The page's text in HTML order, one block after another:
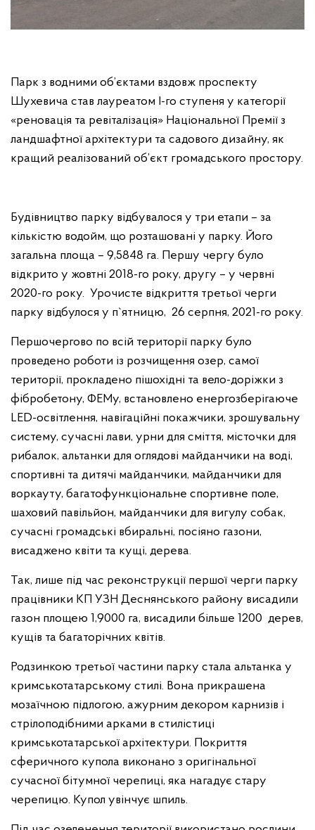
Парк з водними об’єктами вздовж проспекту
Шухевича став лауреатом І-го ступеня у категорії
«реновація та ревіталізація» Національної Премії з
ландшафтної архітектури та садового дизайну, як
кращий реалізований об’єкт громадського простору.
Будівництво парку відбувалося у три етапи – за
кількістю водойм, що розташовані у парку. Його
загальна площа – 9,5848 га. Першу чергу було
відкрито у жовтні 2018-го року, другу – у червні
2020-го року. Урочисте відкриття третьої черги
парку відбулося у п`ятницю, 26 серпня, 2021-го року.
Першочергово по всій території парку було
проведено роботи із розчищення озер, самої
території, прокладено пішохідні та вело-доріжки з
фібробетону, ФЕМу, встановлено енергозберігаюче
LED-освітлення, навігаційні покажчики, зрошувальну
систему, сучасні лави, урни для сміття, місточки для
рибалок, альтанки для оглядові майданчики на воді,
спортивні та дитячі майданчики, майданчики для
воркауту, багатофункціональне спортивне поле,
шаховий павільйон, майданчики для вигулу собак,
сучасні громадські вбиральні, посіяно газони,
висаджено квіти та кущі, дерева.
Так, лише під час реконструкції першої черги парку
працівники КП УЗН Деснянського району висадили
газон площею 1,9000 га, висадили більше 1200 дерев,
кущів та багаторічних квітів.
Родзинкою третьої частини парку стала альтанка у
кримськотатарському стилі. Вона прикрашена
мозаїчною підлогою, ажурним декором карнизів і
стрілоподібними арками в стилістиці
кримськотатарської архітектури. Покриття
сферичного купола виконано з оригінальної
сучасної бітумної черепиці, яка нагадує стару
черепицю. Купол увінчує шпиль.